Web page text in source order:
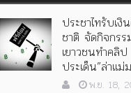
ประชาไทรับเงิ
ชาติ จัดกิจกรร
เยาวชนทำคลิป
ประเด็น”ล่าแม่
พ.ย. 18,